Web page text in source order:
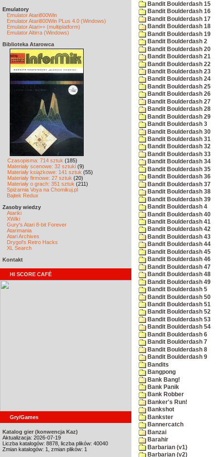
Emulatory
Emulator Atari800Win
Emulator Atari800Win PLus 4.0 (Windows)
Emulator Atari++ (multiplatform)
Emulator Altirra (Windows)
Biblioteka Atarowca
Czasopisma: 714 sztuk (185)
Materiały scenowe: 32 sztuki (9)
Materiały książkowe: 141 sztuk (55)
Materiały firmowe: 27 sztuk (20)
Materiały o grach: 351 sztuk (211)
Spiżarnia Voya na Chomikuj.pl
Bajtek Redux
Zasoby wiedzy
Atariki
XWiki
Gury's Atari 8-bit Forever
Atarimania
Atari Archives
Drygol's Retro Hacks
XL Search
Kontakt
HI SCORE CAFÉ
Gry/Games
Katalog gier (konwencja Kaz)
Aktualizacja: 2026-07-19
Liczba katalogów: 8878, liczba plików: 40040
Zmian katalogów: 1, zmian plików: 1
Bandit Boulderdash 15
Bandit Boulderdash 16
Bandit Boulderdash 17
Bandit Boulderdash 18
Bandit Boulderdash 19
Bandit Boulderdash 2
Bandit Boulderdash 20
Bandit Boulderdash 21
Bandit Boulderdash 22
Bandit Boulderdash 23
Bandit Boulderdash 24
Bandit Boulderdash 25
Bandit Boulderdash 26
Bandit Boulderdash 27
Bandit Boulderdash 28
Bandit Boulderdash 29
Bandit Boulderdash 3
Bandit Boulderdash 30
Bandit Boulderdash 31
Bandit Boulderdash 32
Bandit Boulderdash 33
Bandit Boulderdash 34
Bandit Boulderdash 35
Bandit Boulderdash 36
Bandit Boulderdash 37
Bandit Boulderdash 38
Bandit Boulderdash 39
Bandit Boulderdash 4
Bandit Boulderdash 40
Bandit Boulderdash 41
Bandit Boulderdash 42
Bandit Boulderdash 43
Bandit Boulderdash 44
Bandit Boulderdash 45
Bandit Boulderdash 46
Bandit Boulderdash 47
Bandit Boulderdash 48
Bandit Boulderdash 49
Bandit Boulderdash 5
Bandit Boulderdash 50
Bandit Boulderdash 51
Bandit Boulderdash 52
Bandit Boulderdash 53
Bandit Boulderdash 54
Bandit Boulderdash 6
Bandit Boulderdash 7
Bandit Boulderdash 8
Bandit Boulderdash 9
Bandits
Bangpong
Bank Bang!
Bank Panik
Bank Robber
Banker's Run!
Bankshot
Bankster
Bannercatch
Banzai
Barahir
Barbarian (v1)
Barbarian (v2)